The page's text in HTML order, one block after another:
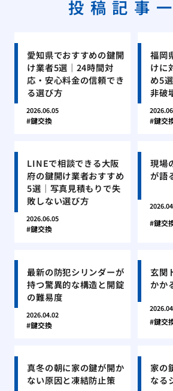
投稿記事
愛知県でおすすめの鍵開
け業者5選｜24時間対
応・安心料金の信頼でき
る選び方
2026.06.05
鍵交換
福岡
けに
め5
非破
鍵交
LINEで相談できる大阪
府の鍵開け業者おすすめ
5選｜写真見積もりで失
敗しない選び方
2026.06.05
鍵交換
現場
が語
鍵交
最新の防犯シリンダーが
持つ驚異的な構造と開錠
の難易度
2026.04.02
鍵交換
玄関
かか
鍵交
真冬の朝に家の鍵が開か
ない原因と凍結防止策
家の
なる